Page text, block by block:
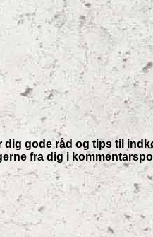
gode råd og tips til
fra dig i